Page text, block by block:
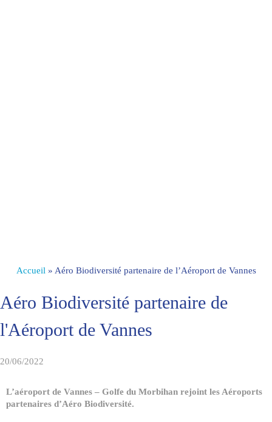
Accueil » Aéro Biodiversité partenaire de l’Aéroport de Vannes
Aéro Biodiversité partenaire de
l'Aéroport de Vannes
20/06/2022
L’aéroport de Vannes – Golfe du Morbihan rejoint les Aéroports
partenaires d’Aéro Biodiversité.